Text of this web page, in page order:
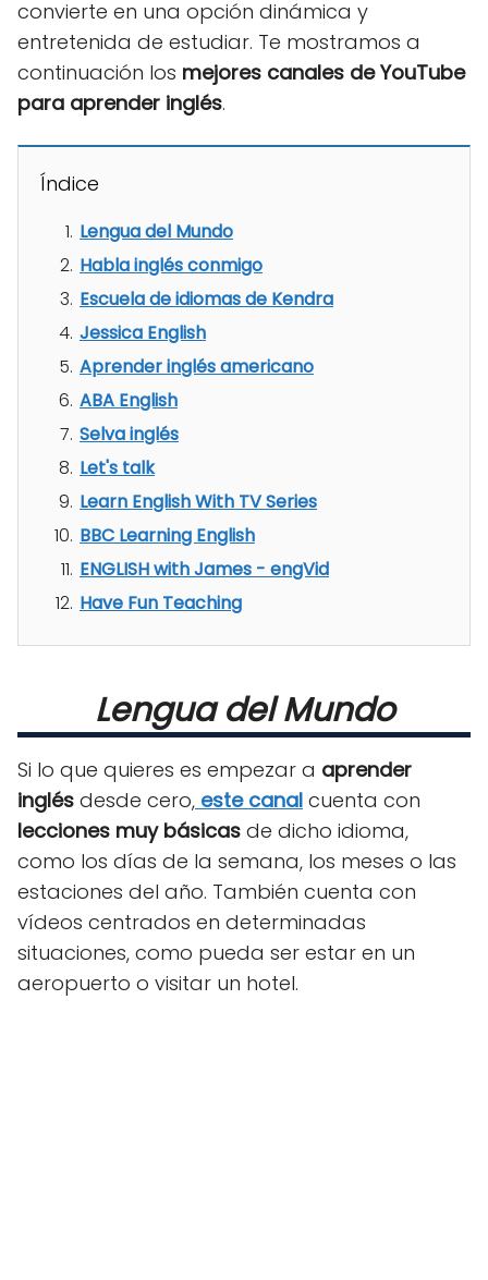
convierte en una opción dinámica y
entretenida de estudiar. Te mostramos a
continuación los mejores canales de YouTube
para aprender inglés.
Índice
Lengua del Mundo
Habla inglés conmigo
Escuela de idiomas de Kendra
Jessica English
Aprender inglés americano
ABA English
Selva inglés
Let's talk
Learn English With TV Series
BBC Learning English
ENGLISH with James - engVid
Have Fun Teaching
Lengua del Mundo
Si lo que quieres es empezar a aprender
inglés desde cero, este canal cuenta con
lecciones muy básicas de dicho idioma,
como los días de la semana, los meses o las
estaciones del año. También cuenta con
vídeos centrados en determinadas
situaciones, como pueda ser estar en un
aeropuerto o visitar un hotel.